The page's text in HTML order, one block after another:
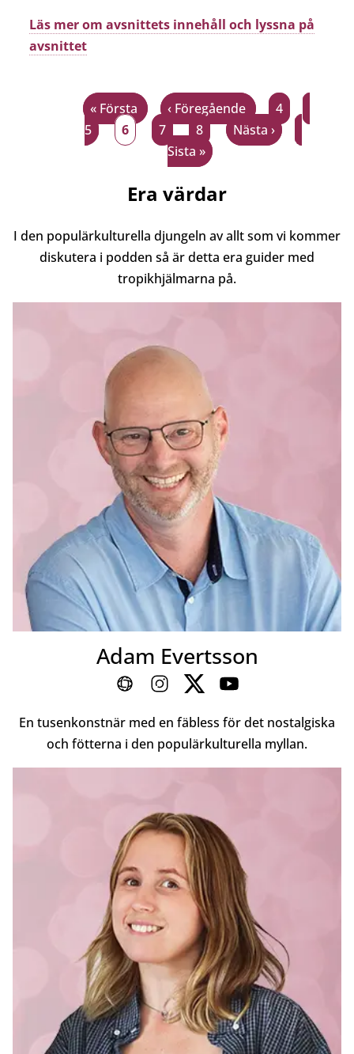
Läs mer om avsnittets innehåll och lyssna på
avsnittet
Första
sidan
« Första
Föregående
sida
‹ Föregående Page
4
5
Nuvarande
sida
6 Page
7 Page
8
Nästa
sida
Nästa ›
Sista
sidan
Sista »
Era värdar
I den populärkulturella djungeln av allt som vi kommer
diskutera i podden så är detta era guider med
tropikhjälmarna på.
Adam Evertsson
En tusenkonstnär med en fäbless för det nostalgiska
och fötterna i den populärkulturella myllan.